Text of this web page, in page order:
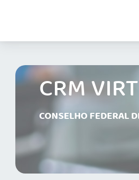
CRM
CONSELHO FEDERAL